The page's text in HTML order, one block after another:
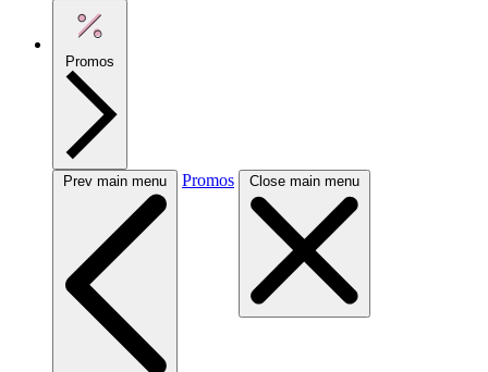
Promos
Prev main menu Promos Close main menu